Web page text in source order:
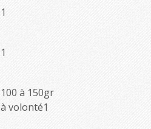
1
1
100 à 150gr
à volonté1